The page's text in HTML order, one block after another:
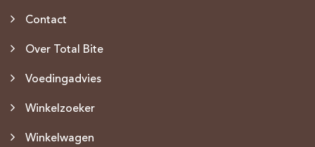
Contact
Over Total Bite
Voedingadvies
Winkelzoeker
Winkelwagen